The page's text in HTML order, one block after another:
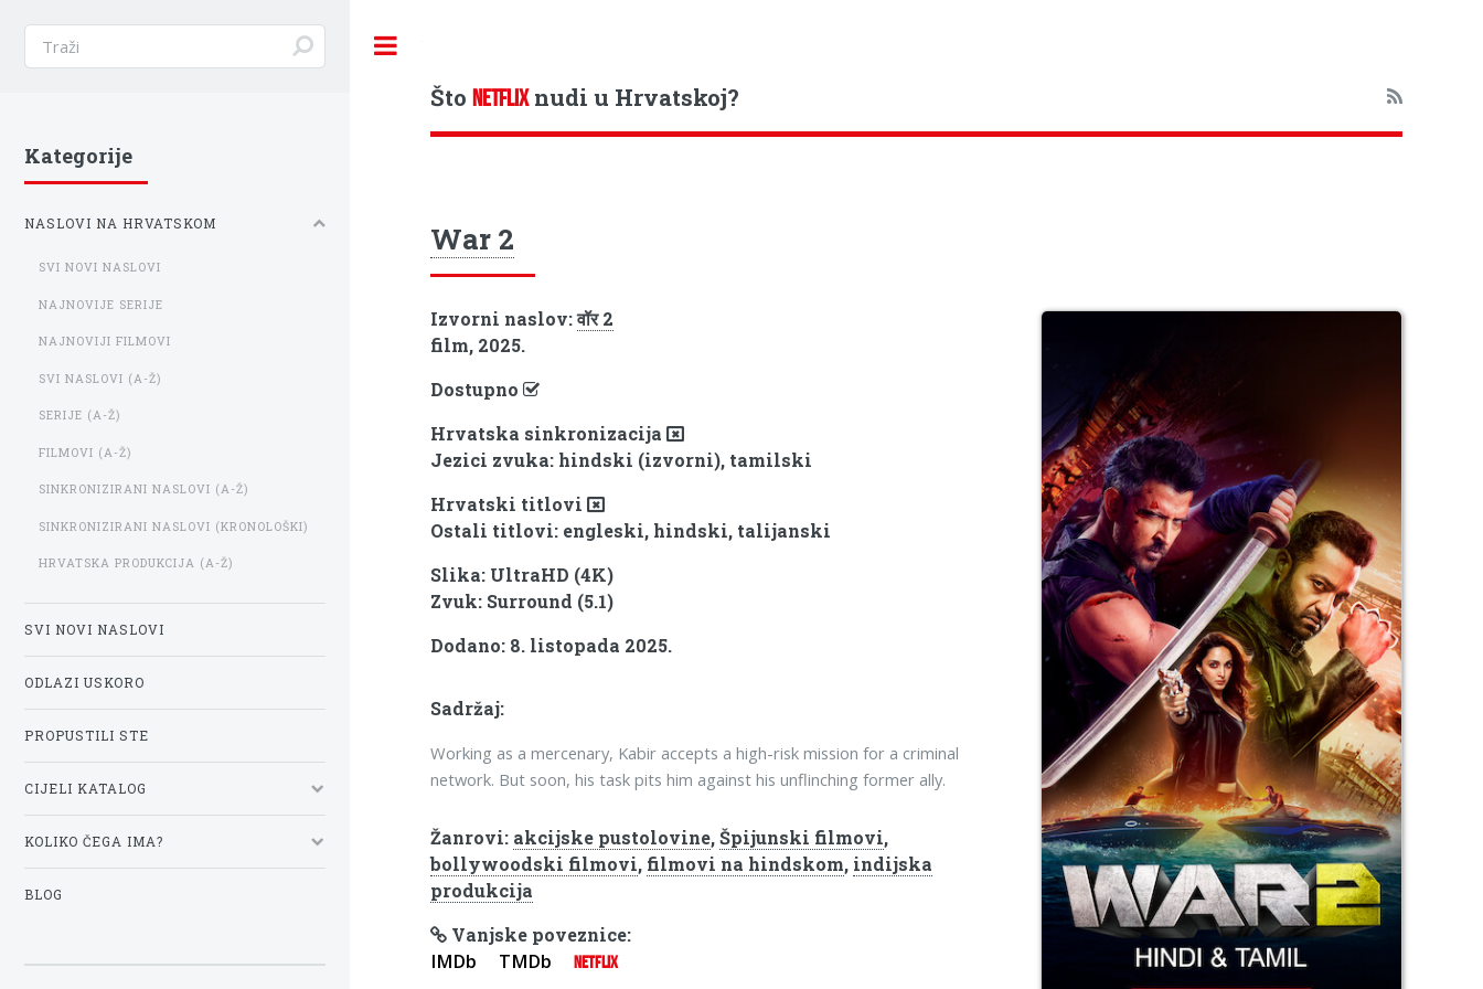
ŠtoNETFLIXnudi u Hrvatskoj?
War 2
Izvorni naslov:वॉर 2
film, 2025.
Dostupno
Hrvatska sinkronizacija
Jezici zvuka: hindski (izvorni), tamilski
Hrvatski titlovi
Ostali titlovi: engleski, hindski, talijanski
Slika: UltraHD (4K)
Zvuk: Surround (5.1)
Dodano: 8. listopada 2025.
Sadržaj:
Working as a mercenary, Kabir accepts a high-risk mission for a criminal
network. But soon, his task pits him against his unflinching former ally.
Žanrovi: akcijske pustolovine,Špijunski filmovi,
bollywoodski filmovi, filmovi na hindskom, indijska
produkcija
Vanjske poveznice:
IMDb TMDb NETFLIX
Kategorije
NASLOVI NA HRVATSKOM
SVI NOVI NASLOVI
NAJNOVIJE SERIJE
NAJNOVIJI FILMOVI
SVI NASLOVI (A-Ž)
SERIJE (A-Ž)
FILMOVI (A-Ž)
SINKRONIZIRANI NASLOVI (A-Ž)
SINKRONIZIRANI NASLOVI (KRONOLOŠKI)
HRVATSKA PRODUKCIJA (A-Ž)
SVI NOVI NASLOVI
ODLAZI USKORO
PROPUSTILI STE
CIJELI KATALOG
KOLIKO ČEGA IMA?
BLOG
Toggle